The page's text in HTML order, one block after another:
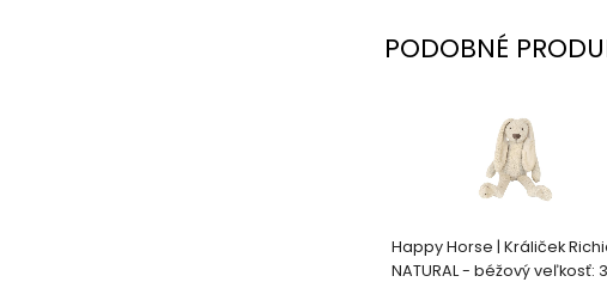
PODOBNÉ
Happy Horse | Králiček
NATURAL - béžový veľkosť: